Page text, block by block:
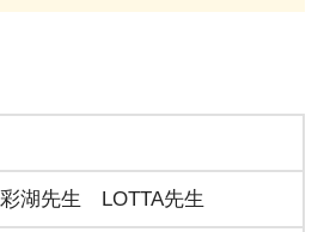
琉理の霊感霊視占い
ヒーリングサロンラクシュミ 悠
湖先生 LOTTA先生